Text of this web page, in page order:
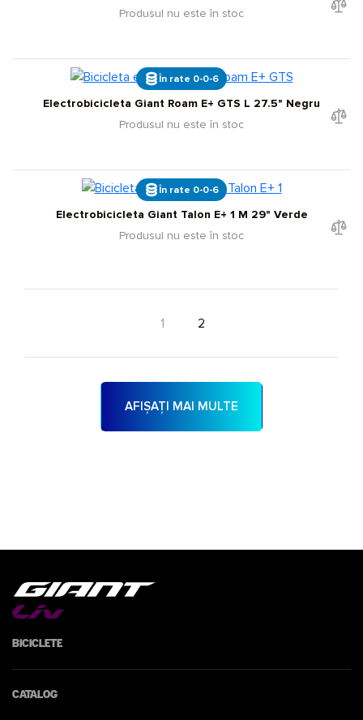
Produsul nu este în stoc
În rate 0-0-6
Electrobicicleta Giant Roam E+ GTS L 27.5" Negru
Produsul nu este în stoc
În rate 0-0-6
Electrobicicleta Giant Talon E+ 1 M 29" Verde
Produsul nu este în stoc
1 2
AFIȘAȚI MAI MULTE
Biciclete
Catalog